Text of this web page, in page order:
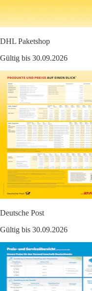
DHL Paketshop
Gültig bis 30.09.2026
Deutsche Post
Gültig bis 30.09.2026